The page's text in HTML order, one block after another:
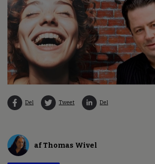
Del Tweet Del
af Thomas Wivel